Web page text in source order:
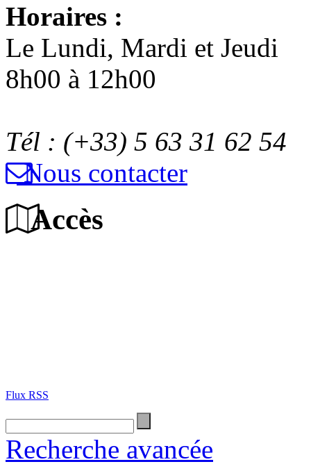
Horaires :
Le Lundi, Mardi et Jeudi
8h00 à 12h00
Tél : (+33) 5 63 31 62 54
Nous contacter
Accès
Flux RSS
Recherche avancée